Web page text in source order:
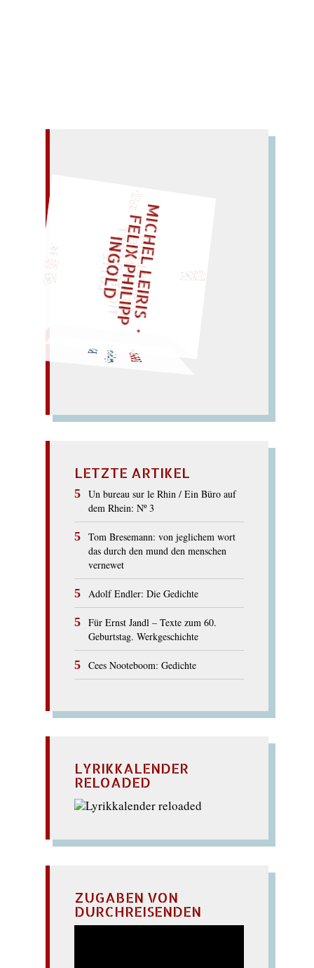
„
S
U
P
P
E
L
E
H
M
A
N
T
I
K
E
S
I
M P
E
L
Z
T
I
C
K
T
E
O
G O
T
TL
O
T
T
E
"
(log der Lotse nie am
Zoll?)
M
I
C
H
EL
L
E
I
R
I
S
・
F
E
L
I
X
P
H
I
L
I
P
P
IN
G
O
L
D
LETZTE ARTIKEL
Un bureau sur le Rhin / Ein Büro auf
dem Rhein: Nº 3
Tom Bresemann: von jeglichem wort
das durch den mund den menschen
vernewet
Adolf Endler: Die Gedichte
Für Ernst Jandl – Texte zum 60.
Geburtstag. Werkgeschichte
Cees Nooteboom: Gedichte
LYRIKKALENDER
RELOADED
ZUGABEN VON
DURCHREISENDEN